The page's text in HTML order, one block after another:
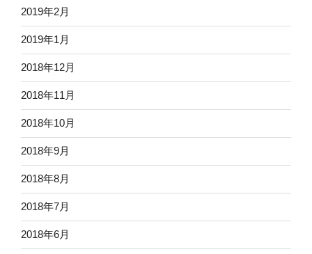
2019年2月
2019年1月
2018年12月
2018年11月
2018年10月
2018年9月
2018年8月
2018年7月
2018年6月